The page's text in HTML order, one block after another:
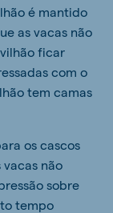
é mantido
as vacas não
ficar
com o
tem camas
os cascos
vacas não
sobre
tempo